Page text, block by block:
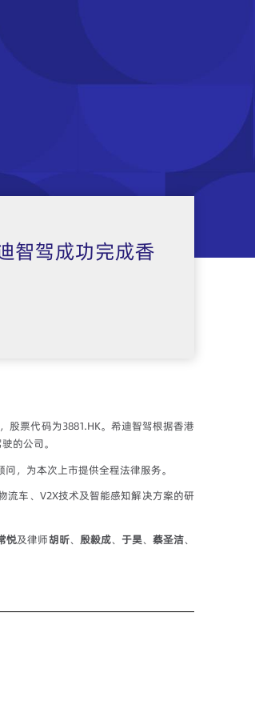
智驾成功完成香
股票代码为3881.HK。希迪智驾根据香港
的公司。
，为本次上市提供全程法律服务。
流车、V2X技术及智能感知解决方案的研
悦及律师胡昕、 殷毅成、 于昊、 蔡圣洁、